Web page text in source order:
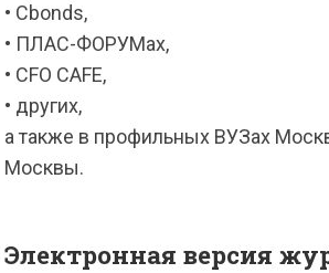
• Cbonds,
• ПЛАС-ФОРУМах,
• CFO CAFE,
• других,
а также в профильных ВУЗах
Москвы.
Электронная версия